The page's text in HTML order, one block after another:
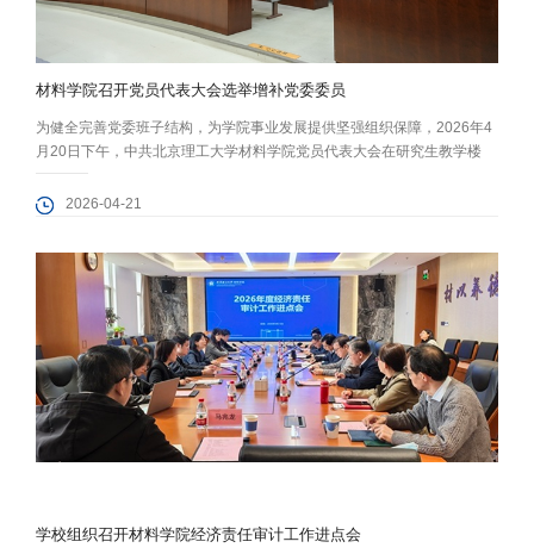
材料学院召开党员代表大会选举增补党委委员
为健全完善党委班子结构，为学院事业发展提供坚强组织保障，2026年4
月20日下午，中共北京理工大学材料学院党员代表大会在研究生教学楼
101报告厅召开，开展增补党委委员选举工作。学院98名师生党员代表参
会，学院党委副书记、副院长张龙泽主持大会。 大会严格遵循《中国共产
议名单...
2026-04-21
学校组织召开材料学院经济责任审计工作进点会